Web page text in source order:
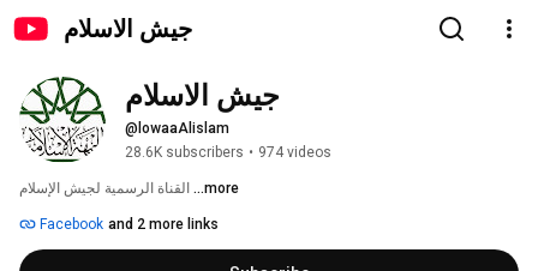
جيش الاسلام
جيش الاسلام
@lowaaAlislam
28.6K subscribers • 974 videos
...more
Facebook and 2 more links